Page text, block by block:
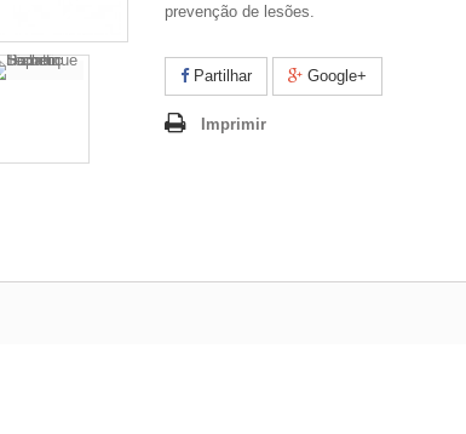
prevenção de lesões.
Partilhar Google+
Imprimir